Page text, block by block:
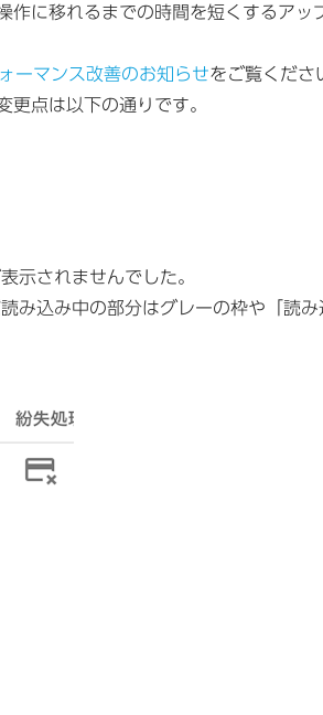
に移れるまでの時間を短くするアッ
ーマンス改善のお知らせをご覧くださ
点は以下の通りです。
示されませんでした。
み込み中の部分はグレーの枠や「読